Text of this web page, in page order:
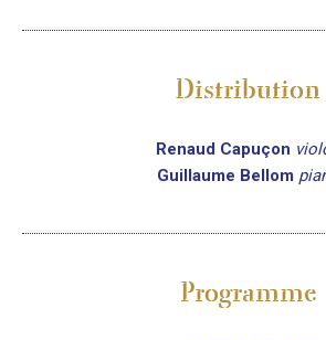
Distribution
Renaud Capuçon
Guillaume Bellom
Programme